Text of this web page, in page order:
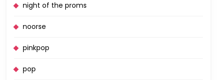
night of the proms
noorse
pinkpop
pop